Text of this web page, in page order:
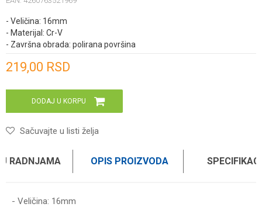
- Veličina: 16mm
- Materijal: Cr-V
- Završna obrada: polirana površina
219,00 RSD
DODAJ U KORPU
Sačuvajte u listi želja
RADNJAMA OPIS PROIZVODA
- Veličina: 16mm